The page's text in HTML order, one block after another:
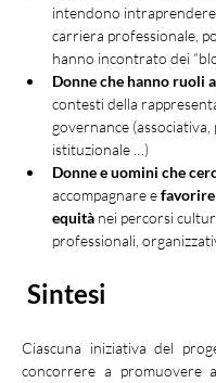
intendono
carriera professionale,
hanno incontrato dei
Donne che hanno ruoli
contesti della
governance (associativa,
istituzionale …)
Donne e uomini che
accompagnare e favorire
equità nei percorsi
professionali,
Sintesi
Ciascuna iniziativa del
concorrere a promuovere